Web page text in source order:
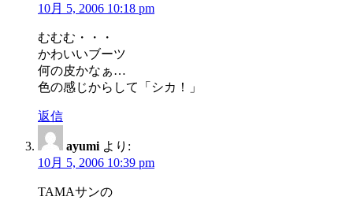
10月 5, 2006 10:18 pm
むむむ・・・
かわいいブーツ
何の皮かなぁ…
色の感じからして「シカ！」
返信
ayumi より:
10月 5, 2006 10:39 pm
TAMAサンの